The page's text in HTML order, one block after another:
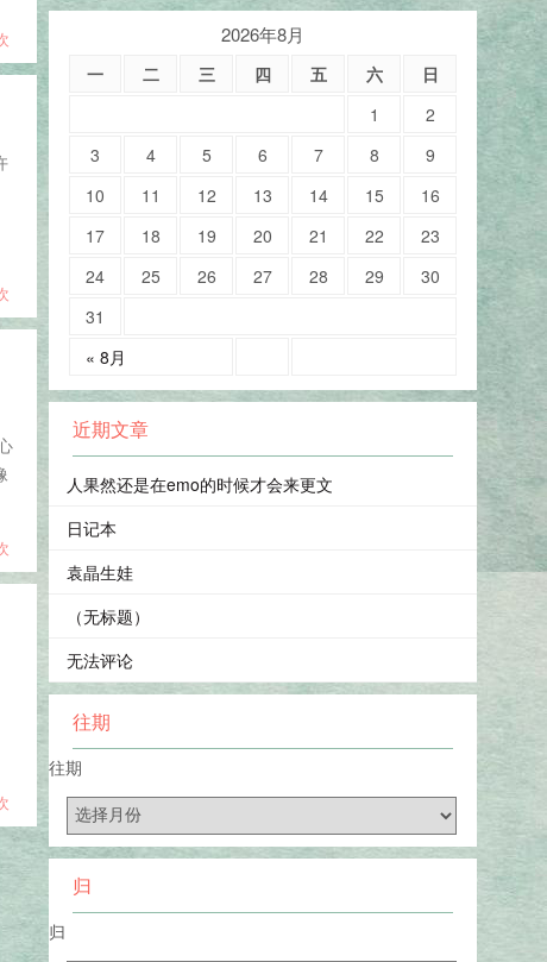
2026年8月
一 二 三 四 五 六 日
« 8月
1
2
3
4 5 6 7 8
9
10
11 12 13 14 15
16
17
18 19 20 21 22
23
24
25 26 27 28 29
30
31
近期文章
人果然还是在emo的时候才会来更文
日记本
袁晶生娃
（无标题）
无法评论
往期
往期
归
归